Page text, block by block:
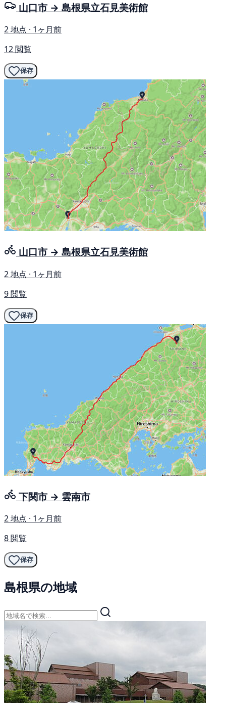
山口市 → 島根県立石見美術館
2 地点 · 1ヶ月前
12 閲覧
保存
山口市 → 島根県立石見美術館
2 地点 · 1ヶ月前
9 閲覧
保存
下関市 → 雲南市
2 地点 · 1ヶ月前
8 閲覧
保存
島根県の地域